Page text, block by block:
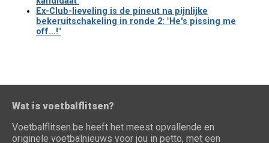
Ex-Club-lieveling is de pineut na pijnlijke
bekeruitschakeling in ronde 2: "He's pissing me
off...!"
Wat is voetbalflitsen?
Voetbalflitsen.be heeft het meest opvallende en
originele voetbalnieuws voor jou in petto, met een